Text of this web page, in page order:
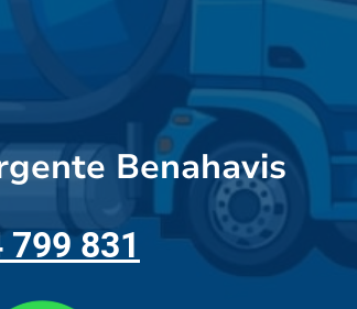
Benahavis
799 831